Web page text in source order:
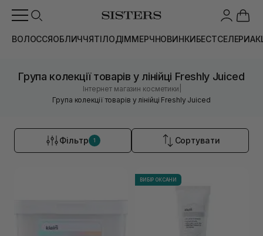
ВОЛОССЯОБЛИЧЧЯТІЛОДІММЕРЧНОВИНКИБЕСТСЕЛЕРИ
Група колекції товарів у лінійці Freshly Juiced
Інтернет магазин косметики
Група колекції товарів у лінійці Freshly Juiced
Фільтр 1 Сортувати
ВИБІР ОКСАНИ